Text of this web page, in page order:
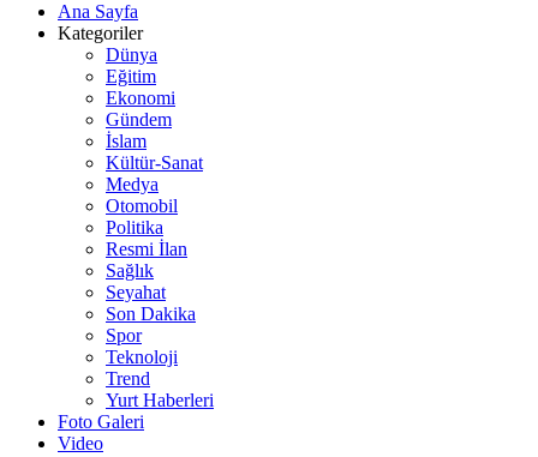
Ana Sayfa
Kategoriler
Dünya
Eğitim
Ekonomi
Gündem
İslam
Kültür-Sanat
Medya
Otomobil
Politika
Resmi İlan
Sağlık
Seyahat
Son Dakika
Spor
Teknoloji
Trend
Yurt Haberleri
Foto Galeri
Video